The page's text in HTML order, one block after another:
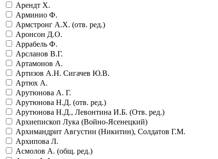
Арендт Х.
Арминио Ф.
Армстронг А.Х. (отв. ред.)
Аронсон Д.О.
Аррабель Ф.
Арсланов В.Г.
Артамонов А.
Артизов А.Н. Сигачев Ю.В.
Артюх А.
Арутюнова А. Г.
Арутюнова Н.Д. (отв. ред.)
Арутюнова Н.Д., Левонтина И.Б. (Отв. ред.)
Архиепископ Лука (Войно-Ясенецкий)
Архимандрит Августин (Никитин), Солдатов Г.М.
Архипова Л.
Асмолов А. (общ. ред.)